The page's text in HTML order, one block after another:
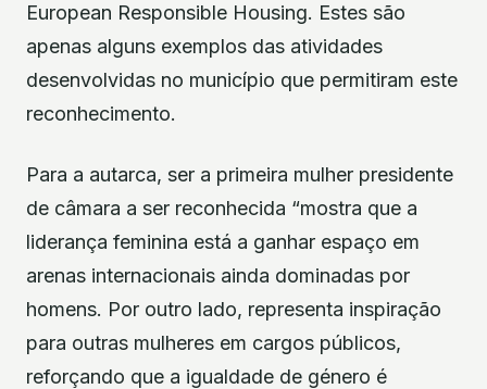
European Responsible Housing. Estes são
apenas alguns exemplos das atividades
desenvolvidas no município que permitiram este
reconhecimento.
Para a autarca, ser a primeira mulher presidente
de câmara a ser reconhecida “mostra que a
liderança feminina está a ganhar espaço em
arenas internacionais ainda dominadas por
homens. Por outro lado, representa inspiração
para outras mulheres em cargos públicos,
reforçando que a igualdade de género é